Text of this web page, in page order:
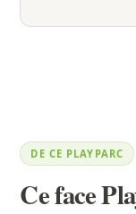
DE CE PLAYPARC
Ce face